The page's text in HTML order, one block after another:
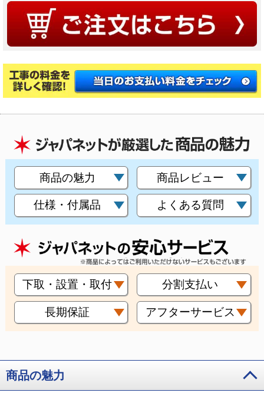
商品の魅力 商品レビュー
仕様・付属品 よくある質問
下取・設置・取付 分割支払い
長期保証 アフターサービス
商品の魅力